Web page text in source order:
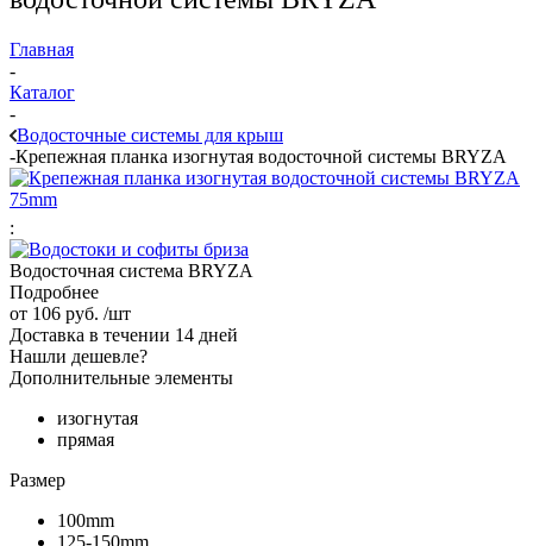
Главная
-
Каталог
-
Водосточные системы для крыш
-Крепежная планка изогнутая водосточной системы BRYZA
:
Водосточная система BRYZA
Подробнее
от 106 руб. /шт
Доставка в течении 14 дней
Нашли дешевле?
Дополнительные элементы
изогнутая
прямая
Размер
100mm
125-150mm